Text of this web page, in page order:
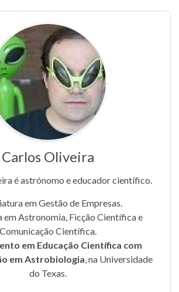
Carlos Oliveira
é astrónomo e educador científico.
em Gestão de Empresas.
em Astronomia, Ficção Científica e
Comunicação Científica.
em Educação Científica com
em Astrobiologia, na Universidade
do Texas.